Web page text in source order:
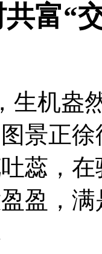
富“
生机盎
景正
蕊，
盈，